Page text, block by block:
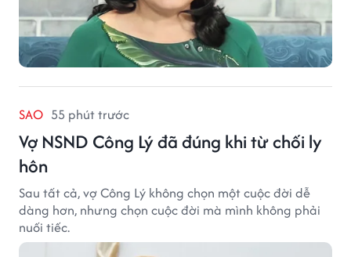
SAO 55 phút trước
Vợ NSND Công Lý đã đúng khi từ chối ly
hôn
Sau tất cả, vợ Công Lý không chọn một cuộc đời dễ
dàng hơn, nhưng chọn cuộc đời mà mình không phải
nuối tiếc.